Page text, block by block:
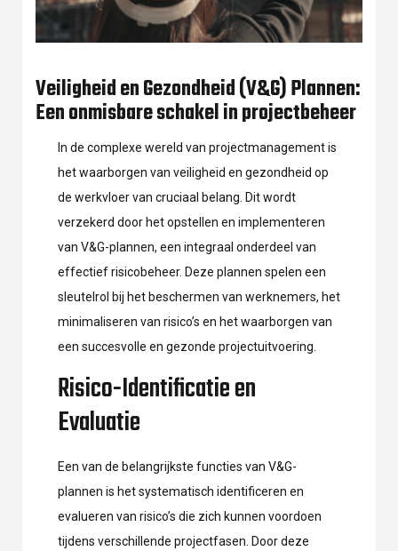
Veiligheid en Gezondheid (V&G) Plannen:
Een onmisbare schakel in projectbeheer
In de complexe wereld van projectmanagement is
het waarborgen van veiligheid en gezondheid op
de werkvloer van cruciaal belang. Dit wordt
verzekerd door het opstellen en implementeren
van V&G-plannen, een integraal onderdeel van
effectief risicobeheer. Deze plannen spelen een
sleutelrol bij het beschermen van werknemers, het
minimaliseren van risico’s en het waarborgen van
een succesvolle en gezonde projectuitvoering.
Risico-Identificatie en
Evaluatie
Een van de belangrijkste functies van V&G-
plannen is het systematisch identificeren en
evalueren van risico’s die zich kunnen voordoen
tijdens verschillende projectfasen. Door deze